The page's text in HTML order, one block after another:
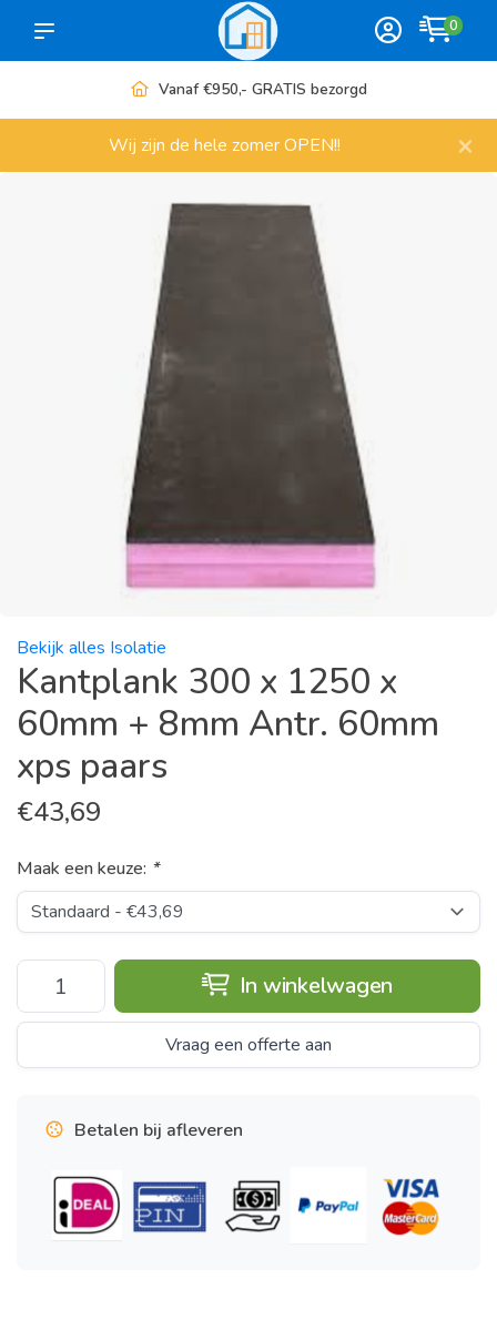
0
Vanaf €950,- GRATIS bezorgd
Wij zijn de hele zomer OPEN!! ×
Bekijk alles Isolatie
Kantplank 300 x 1250 x
60mm + 8mm Antr. 60mm
xps paars
€43,69
Maak een keuze: *
In winkelwagen
Vraag een offerte aan
Betalen bij afleveren